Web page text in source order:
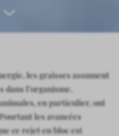
les graisses assument
l’organisme.
en particulier, ont
les avancées
ce rejet en bloc est